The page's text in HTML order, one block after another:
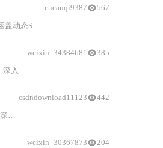
BY/分页
cucanqi9387 567
源切换、
weixin_34384681 385
、
csdndownload11123 442
weixin_30367873 204